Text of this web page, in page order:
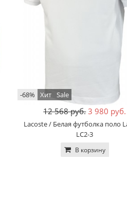
-68% Хит Sale
12 568 руб. 3 980 руб.
Lacoste / Белая футболка поло
LC2-3
В корзину